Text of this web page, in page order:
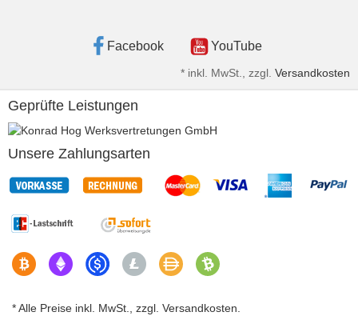
Facebook YouTube
* inkl. MwSt., zzgl. Versandkosten
Geprüfte Leistungen
Unsere Zahlungsarten
* Alle Preise inkl. MwSt., zzgl. Versandkosten.